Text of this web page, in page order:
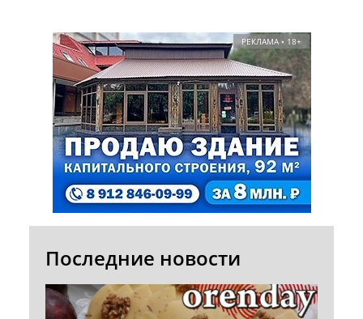
РЕКЛАМА • 18+
Последние новости